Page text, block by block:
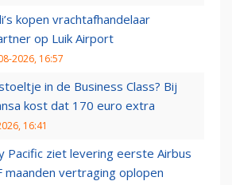
kopen vrachtafhandelaar
op Luik Airport
2026, 16:57
in de Business Class? Bij
kost dat 170 euro extra
16:41
Pacific ziet levering eerste Airbus
maanden vertraging oplopen